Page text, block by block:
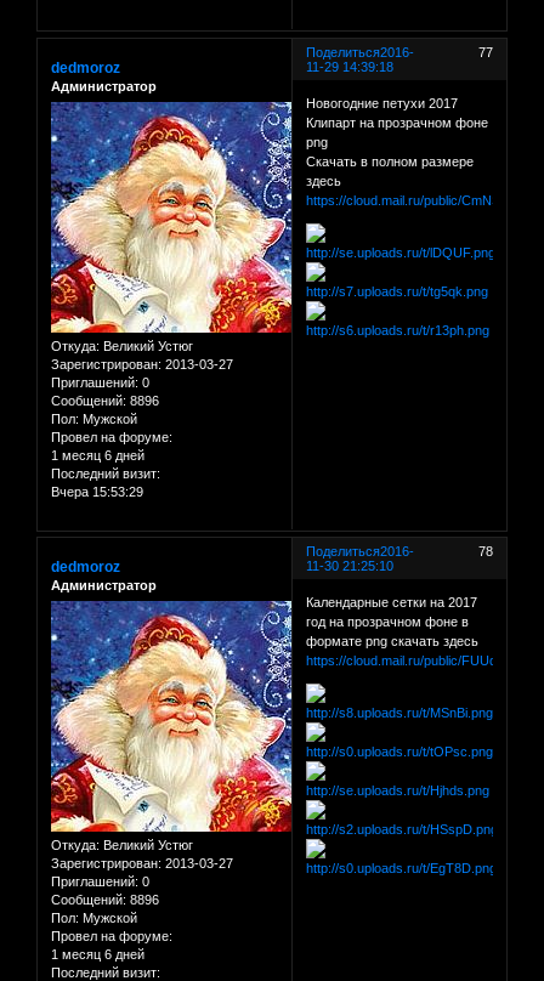
Поделиться 77
2016-
11-29 14:39:18
dedmoroz
Администратор
Откуда: Великий Устюг
Зарегистрирован: 2013-03-27
Приглашений: 0
Сообщений: 8896
Пол: Мужской
Провел на форуме:
1 месяц 6 дней
Последний визит:
Вчера 15:53:29
Новогодние петухи 2017
Клипарт на прозрачном фоне
png
Скачать в полном размере
здесь
https://cloud.mail.ru/public/CmNS/
Поделиться 78
2016-
11-30 21:25:10
dedmoroz
Администратор
Откуда: Великий Устюг
Зарегистрирован: 2013-03-27
Приглашений: 0
Сообщений: 8896
Пол: Мужской
Провел на форуме:
1 месяц 6 дней
Последний визит:
Календарные сетки на 2017
год на прозрачном фоне в
формате png скачать здесь
https://cloud.mail.ru/public/FUUd/